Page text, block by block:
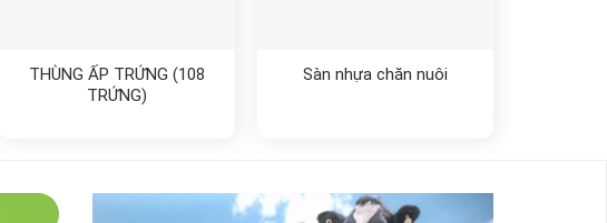
THÙNG ẤP TRỨNG (108
TRỨNG)
Sàn nhựa chăn nuôi